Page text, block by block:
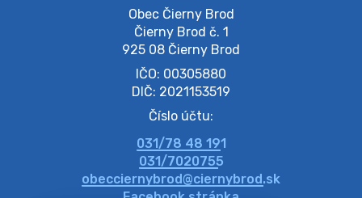
Zber separovaného odpadu plastu-
Szeparált műanya…
Oznamujeme obyvateľom, že v stredu 05. augusta
prebehne zber separovaného odpadu plastu. Prosíme
obyvateľov, aby vrecia s odpadom vyložili pred dom už
večer vopred, nakoľko firma F…
4. augusta 2026 09:51
Oznámenie o plánovanom prerušení dodávky
elektri…
Oznamujeme Vám, že v určitých dňoch bude v
Obec Čierny Brod
Čierny Brod č. 1
925 08 Čierny Brod
IČO: 00305880
DIČ: 2021153519
Číslo účtu:
031/78 48 191
031/7020755
obecciernybrod@ciernybrod.sk